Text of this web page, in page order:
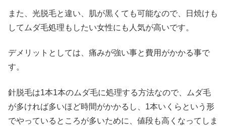
また、光脱毛と違い、肌が黒くても可能なので、日焼けも
してムダ毛処理もしたい女性にも人気が高いです。
デメリットとしては、痛みが強い事と費用がかかる事で
す。
針脱毛は1本1本のムダ毛に処理する方法なので、ムダ毛
が多ければ多いほど時間がかかるし、1本いくらという形
でやっているところが多いために、値段も高くなってしま